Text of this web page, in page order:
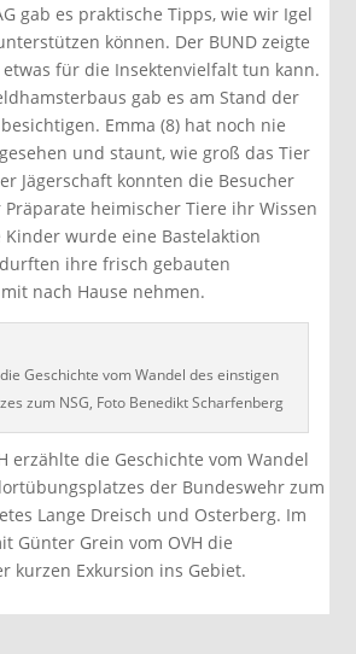
gab es praktische Tipps, wie wir Igel
können. Der BUND zeigte
für die Insektenvielfalt tun kann.
gab es am Stand der
Emma (8) hat noch nie
und staunt, wie groß das Tier
Jägerschaft konnten die Besucher
heimischer Tiere ihr Wissen
wurde eine Bastelaktion
ihre frisch gebauten
nach Hause nehmen.
Geschichte vom Wandel des einstigen
zum NSG, Foto Benedikt Scharfenberg
erzählte die Geschichte vom Wandel
der Bundeswehr zum
Lange Dreisch und Osterberg. Im
Günter Grein vom OVH die
kurzen Exkursion ins Gebiet.